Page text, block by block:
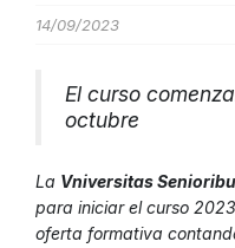
14/09/2023
El curso
octubre
La Vniversitas
para iniciar el curso
oferta formativa